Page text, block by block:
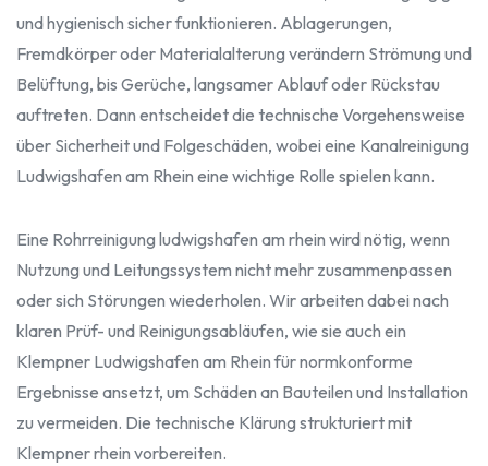
und hygienisch sicher funktionieren. Ablagerungen,
Fremdkörper oder Materialalterung verändern Strömung und
Belüftung, bis Gerüche, langsamer Ablauf oder Rückstau
auftreten. Dann entscheidet die technische Vorgehensweise
über Sicherheit und Folgeschäden, wobei eine Kanalreinigung
Ludwigshafen am Rhein eine wichtige Rolle spielen kann.
Eine Rohrreinigung ludwigshafen am rhein wird nötig, wenn
Nutzung und Leitungssystem nicht mehr zusammenpassen
oder sich Störungen wiederholen. Wir arbeiten dabei nach
klaren Prüf- und Reinigungsabläufen, wie sie auch ein
Klempner Ludwigshafen am Rhein für normkonforme
Ergebnisse ansetzt, um Schäden an Bauteilen und Installation
zu vermeiden. Die technische Klärung strukturiert mit
Klempner rhein vorbereiten.